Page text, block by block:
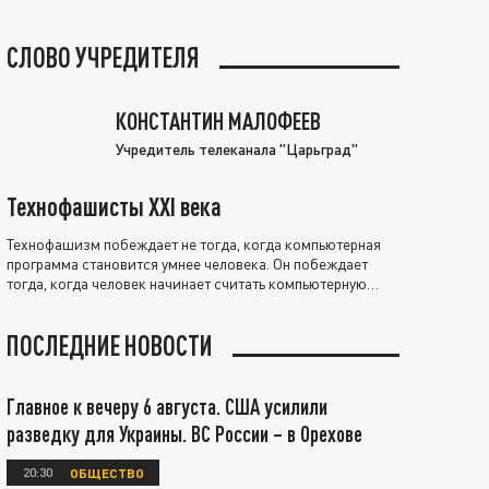
СЛОВО УЧРЕДИТЕЛЯ
КОНСТАНТИН МАЛОФЕЕВ
Учредитель телеканала "Царьград"
Технофашисты XXI века
Технофашизм побеждает не тогда, когда компьютерная
программа становится умнее человека. Он побеждает
тогда, когда человек начинает считать компьютерную
ПОСЛЕДНИЕ НОВОСТИ
Главное к вечеру 6 августа. США усилили
разведку для Украины. ВС России – в Орехове
20:30 ОБЩЕСТВО